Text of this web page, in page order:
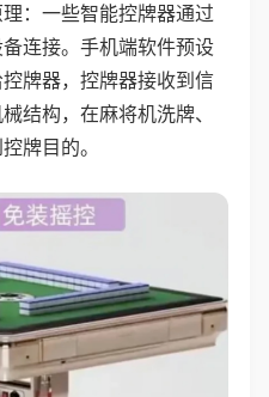
：一些智能控牌器通过
连接。手机端软件预设
牌器，控牌器接收到信
结构，在麻将机洗牌、
牌目的。